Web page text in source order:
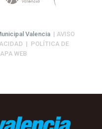
Valencia | AVISO
| POLÍTICA DE
WEB